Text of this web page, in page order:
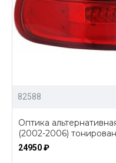
82588
Оптика
(2002-2006)
24950 ₽